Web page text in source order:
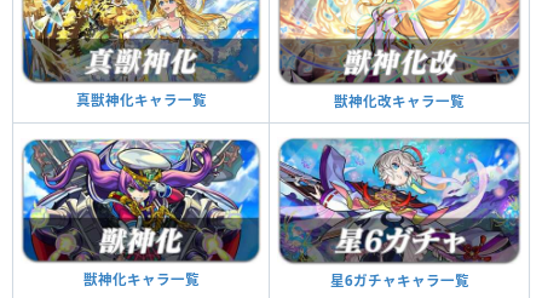
真獣神化キャラ一覧 獣神化改キャラ一覧
獣神化キャラ一覧 星6ガチャキャラ一覧